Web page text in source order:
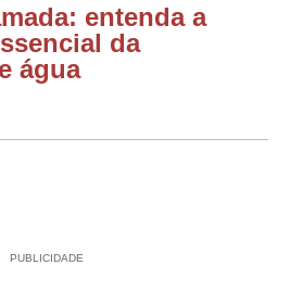
entenda a
da
água
PUBLICIDADE